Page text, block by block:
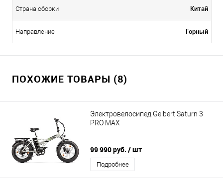
Страна сборки Китай
Направление Горный
ПОХОЖИЕ ТОВАРЫ (8)
Электровелосипед Gelbert Saturn 3
PRO MAX
99 990 руб. / шт
Подробнее